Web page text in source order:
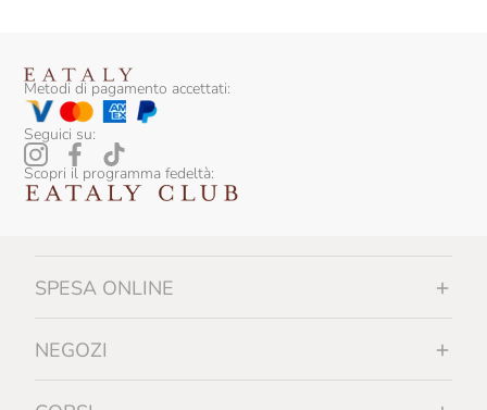
Metodi di pagamento accettati:
Seguici su:
Scopri il programma fedeltà:
SPESA ONLINE
NEGOZI